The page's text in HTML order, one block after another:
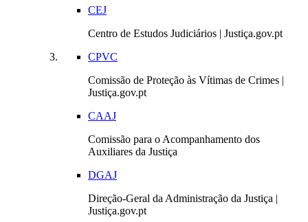
CEJ
Centro de Estudos Judiciários | Justiça.gov.pt
CPVC
Comissão de Proteção às Vítimas de Crimes |
Justiça.gov.pt
CAAJ
Comissão para o Acompanhamento dos
Auxiliares da Justiça
DGAJ
Direção-Geral da Administração da Justiça |
Justiça.gov.pt